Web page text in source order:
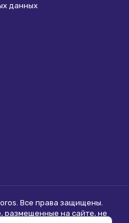
данных
Все права защищены.
размещенные на сайте, не